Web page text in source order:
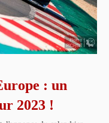
: un
2023 !